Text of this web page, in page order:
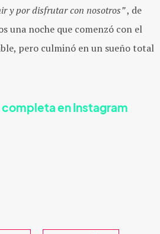
y por disfrutar con nosotros”, de
una noche que comenzó con el
pero culminó en un sueño total
completa en Instagram